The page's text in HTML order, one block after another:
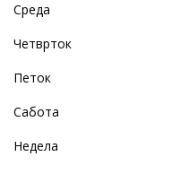
Среда
Четврток
Петок
Сабота
Недела